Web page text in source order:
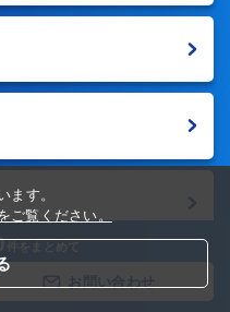
件をまとめて
ます。
ご覧ください。